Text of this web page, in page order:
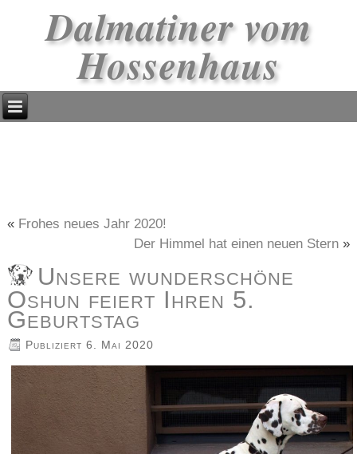
Dalmatiner vom
Hossenhaus
« Frohes neues Jahr 2020!
Der Himmel hat einen neuen Stern»
Unsere wunderschöne
Oshun feiert Ihren 5.
Geburtstag
Publiziert 6. Mai 2020